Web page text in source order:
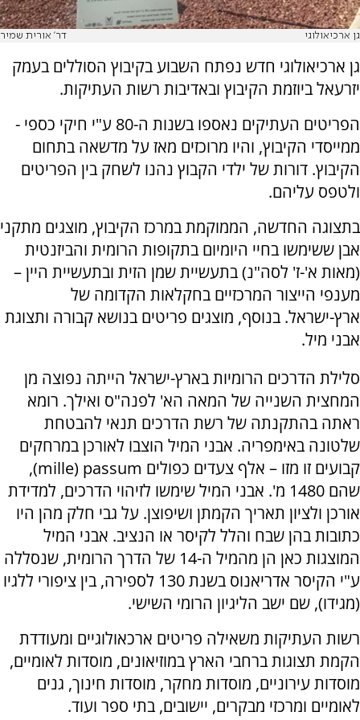
גן ארכיאולוגי דר' אורית שמיר
גן ארכיאולוגי חדש נפתח השבוע בקיבוץ הסוללים בעמק
יזרעאל ביוזמת הקיבוץ ובאדיבות רשות העתיקות.
הפריטים העתיקים נאספו בשנות ה-80 ע"י חיקי כספי -
ממייסדי הקיבוץ, והיו מרוכזים מאז על מדשאה בתחום
הקיבוץ. דורות של ילדי הקבוץ נהנו לשחק בין הפריטים
ולטפס עליהם.
בתצוגה החדשה, הממוקמת במרכז הקיבוץ, מוצגים מתקני
אבן ששימשו בחיי היומיום בתקופות הרומית והביזנטית
(מאות א'-ז' לסה"נ) בתעשיית שמן הזית ובתעשיית היין –
מענפי הייצור המרכזיים בחקלאות הקדומה של
ארץ-ישראל. בנוסף, מוצגים פריטים בנושא קבורה ותצוגת
אבני מיל.
סלילת הדרכים הרומיות בארץ-ישראל הייתה נפוצה מן
המחצית השנייה של המאה הא' לפנה"ס ואילך. רומא
ראתה בהתקנתה של רשת הדרכים תנאי להבטחת
שלטונה באימפריה. אבני המיל הוצבו לאורכן במרחקים
קבועים זו מזו – אלף צעדים כפולים mille) passum),
שהם 1480 מ'. אבני המיל שימשו לזיהוי הדרכים, למדידת
אורכן ולציון תאריך הקמתן ושיפוצן. על גבי חלק מהן היו
כתובות בהן שבח והלל לקיסר או הנציב. אבני המיל
המוצגות כאן הן מהמיל ה-14 של הדרך הרומית, שנסללה
ע"י הקיסר אדריאנוס בשנת 130 לספירה, בין ציפורי ללגיו
(מגידו), שם ישב הליגיון הרומי השישי.
רשות העתיקות משאילה פריטים ארכאולוגיים ומעודדת
הקמת תצוגות ברחבי הארץ במוזיאונים, מוסדות לאומיים,
מוסדות עירוניים, מוסדות מחקר, מוסדות חינוך, גנים
לאומיים ומרכזי מבקרים, יישובים, בתי ספר ועוד.